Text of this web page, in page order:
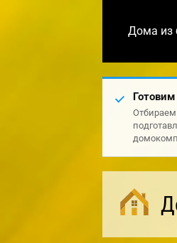
Дома из
Отбираем